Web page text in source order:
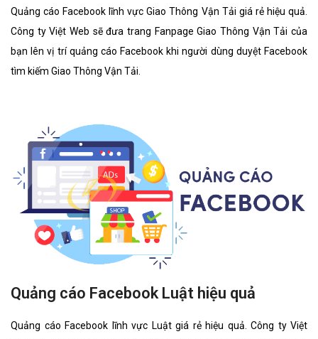
Quảng cáo Facebook lĩnh vực Giao Thông Vận Tải giá rẻ hiệu quả.
Công ty Việt Web sẽ đưa trang Fanpage Giao Thông Vận Tải của
bạn lên vị trí quảng cáo Facebook khi người dùng duyệt Facebook
tìm kiếm Giao Thông Vận Tải.
Quảng cáo Facebook Luật hiệu quả
Quảng cáo Facebook lĩnh vực Luật giá rẻ hiệu quả. Công ty Việt